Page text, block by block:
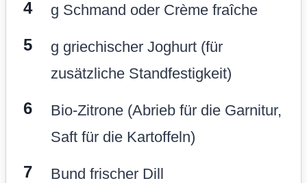
g Schmand oder Crème fraîche
g griechischer Joghurt (für
zusätzliche Standfestigkeit)
Bio-Zitrone (Abrieb für die Garnitur,
Saft für die Kartoffeln)
Bund frischer Dill